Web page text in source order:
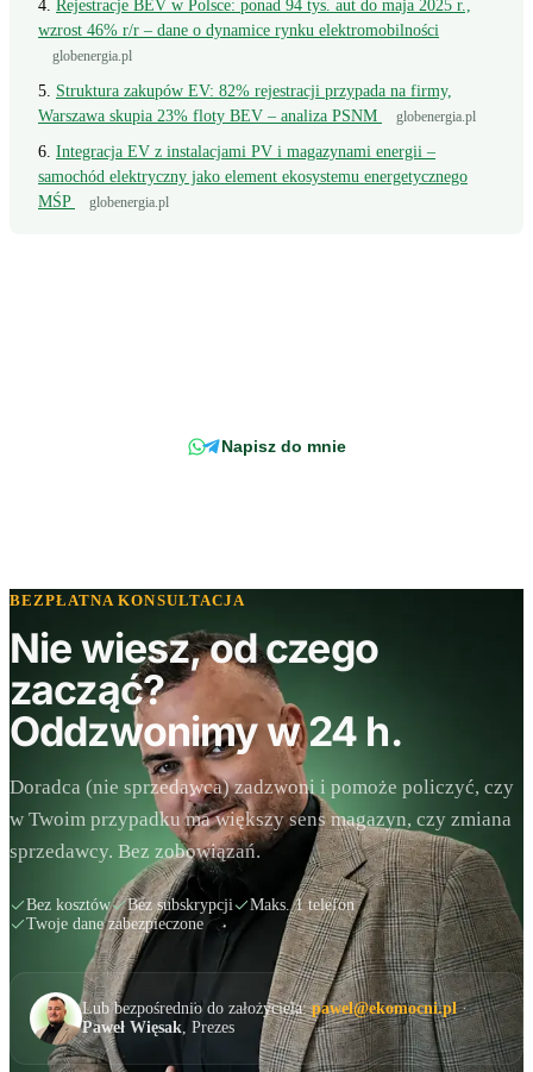
Rejestracje BEV w Polsce: ponad 94 tys. aut do maja 2025 r.,
wzrost 46% r/r – dane o dynamice rynku elektromobilności
globenergia.pl
Struktura zakupów EV: 82% rejestracji przypada na firmy,
Warszawa skupia 23% floty BEV – analiza PSNM
globenergia.pl
Integracja EV z instalacjami PV i magazynami energii –
samochód elektryczny jako element ekosystemu energetycznego
MŚP
globenergia.pl
Napisz do mnie
BEZPŁATNA KONSULTACJA
Nie wiesz, od czego
zacząć?
Oddzwonimy w 24 h.
Doradca (nie sprzedawca) zadzwoni i pomoże policzyć, czy
w Twoim przypadku ma większy sens magazyn, czy zmiana
sprzedawcy. Bez zobowiązań.
Bez kosztów Bez subskrypcji
Maks. 1 telefon
Twoje dane zabezpieczone
Lub bezpośrednio do założyciela:pawel@ekomocni.pl·
Paweł Więsak, Prezes